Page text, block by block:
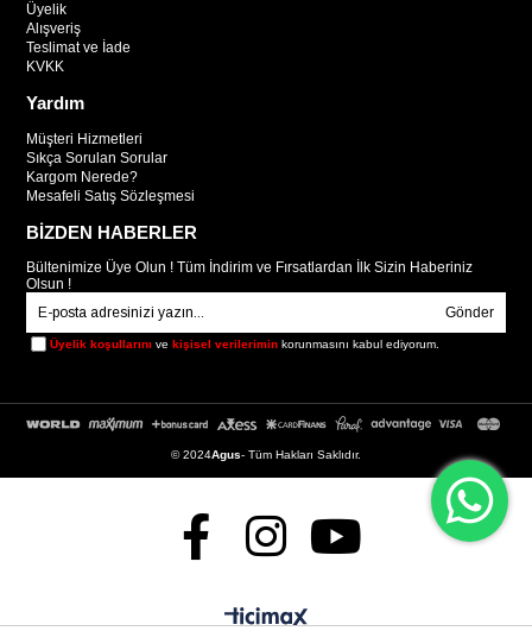
Üyelik
Alışveriş
Teslimat ve İade
KVKK
Yardım
Müşteri Hizmetleri
Sıkça Sorulan Sorular
Kargom Nerede?
Mesafeli Satış Sözleşmesi
BİZDEN HABERLER
Bültenimize Üye Olun ! Tüm İndirim ve Fırsatlardan İlk Sizin Haberiniz
Olsun !
Gönder
Üyelik koşullarını vekişisel verilerimin korunmasını kabul ediyorum.
© 2024Agus- Tüm Hakları Saklıdır.